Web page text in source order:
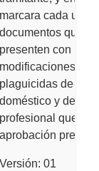
marcara cada uno
documentos que se
presenten con la
modificaciones de
plaguicidas de uso
doméstico y de uso
profesional que
aprobación previa.
Versión: 01